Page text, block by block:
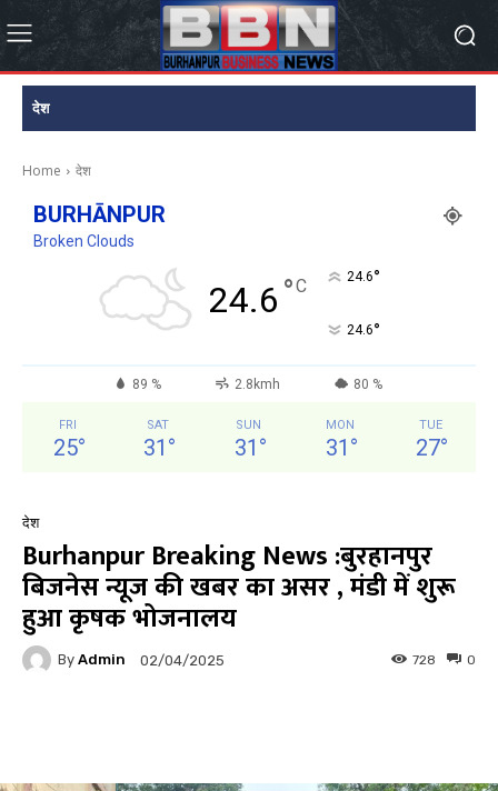
देश
Home देश
BURHĀNPUR
Broken Clouds
24.6 °C 24.6°
24.6°
89 % 2.8kmh 80 %
FRI
25°
SAT
31 °
SUN
31 °
MON
31 °
TUE
27°
देश
Burhanpur Breaking News :बुरहानपुर
बिजनेस न्यूज की खबर का असर , मंडी में शुरू
हुआ कृषक भोजनालय
By Admin 02/04/2025 0
728